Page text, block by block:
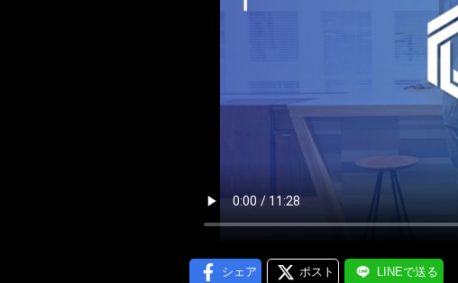
シェア ポスト LINEで送る